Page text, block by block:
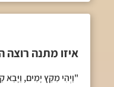
איזו מתנה רוצה
"וַיְהִי מִקֵּץ יָמִים,